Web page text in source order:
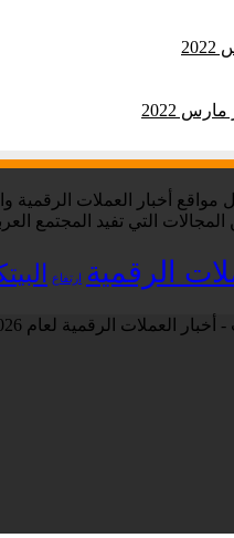
2022
التي تفيد المجتمع
الرقمية ارتفاع
العملات الرقمية لعام 2026